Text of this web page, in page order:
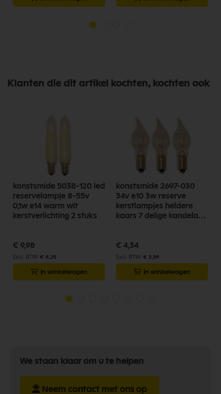
Klanten die dit artikel kochten, kochten ook
konstsmide 5038-120 led
reservelampje 8-55v
0,1w e14 warm wit
kerstverlichting 2 stuks
€ 9,98
€ 8,25
In winkelwagen
konstsmide 2697-030
34v e10 3w reserve
kerstlampjes heldere
kaars 7 delige kandelaar
€ 4,34
€ 3,59
In winkelwagen
We staan klaar om u te helpen
Neem contact met ons op